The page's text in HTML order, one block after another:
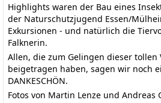
Highlights waren der Bau eines
der Naturschutzjugend Essen/
Exkursionen - und natürlich die
Falknerin.
Allen, die zum Gelingen dieser tollen
beigetragen haben, sagen wir noch
DANKESCHÖN.
Fotos von Martin Lenze und Andreas